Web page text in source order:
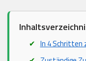
In 4 Schritten